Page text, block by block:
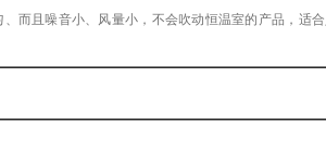
而且噪音小、风量小，不会吹动恒温室的产品，适